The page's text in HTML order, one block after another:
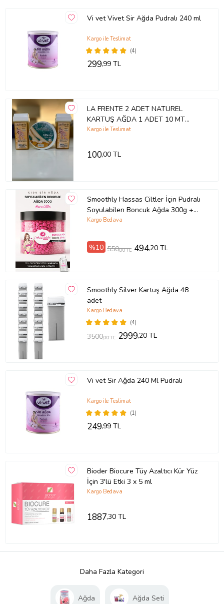
Vi vet Vivet Sir Ağda Pudralı 240 ml
(4)
Kargo ile Teslimat
299,99 TL
LA FRENTE 2 ADET NATUREL
KARTUŞ AĞDA 1 ADET 10 MT
RULO AĞDA BEZİ
Kargo ile Teslimat
100,00 TL
Smoothly Hassas Ciltler İçin Pudralı
Soyulabilen Boncuk Ağda 300g +
Karınca Yumurta Yağ - Yedek Set
Kargo Bedava
%10 550,00 TL 494,20 TL
Smoothly Silver Kartuş Ağda 48
adet
(4)
Kargo Bedava
3500,00 TL 2999,20 TL
Vi vet Sir Ağda 240 Ml Pudralı
(1)
Kargo ile Teslimat
249,99 TL
Bioder Biocure Tüy Azaltıcı Kür Yüz
İçin 3'lü Etki 3 x 5 ml
Kargo Bedava
1887,30 TL
Daha Fazla Kategori
Ağda Ağda Seti